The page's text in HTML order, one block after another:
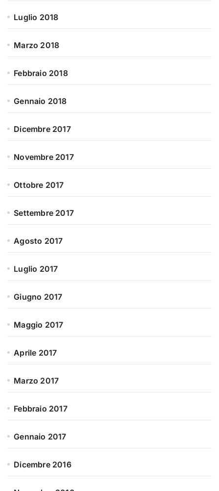
Luglio 2018
Marzo 2018
Febbraio 2018
Gennaio 2018
Dicembre 2017
Novembre 2017
Ottobre 2017
Settembre 2017
Agosto 2017
Luglio 2017
Giugno 2017
Maggio 2017
Aprile 2017
Marzo 2017
Febbraio 2017
Gennaio 2017
Dicembre 2016